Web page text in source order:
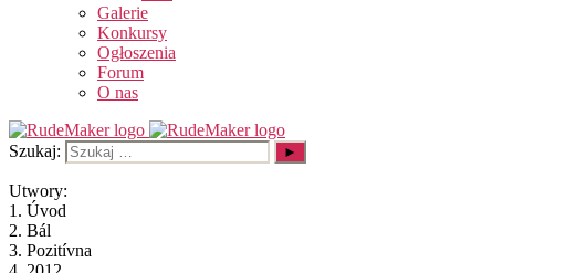
Galerie
Konkursy
Ogłoszenia
Forum
O nas
Szukaj:
Utwory:
1. Úvod
2. Bál
3. Pozitívna